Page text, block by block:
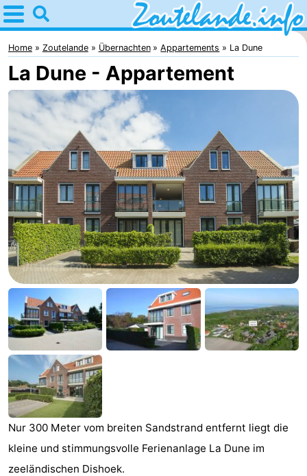
Home
Zoutelande
Tipps
kindern
Webcam
Webcam
Langstraat
Webcam
Strand
Übernachten
Appartements
-
Aparthotel
Zoutelande
-
Duinflat
-
Duinoord
-
Duinweg
18
-
Kurhaus
-
Home Zoutelande Übernachten Appartements La Dune
La Dune - Appartement
Nur 300 Meter vom breiten Sandstrand entfernt liegt die
kleine und stimmungsvolle Ferienanlage La Dune im
zeeländischen Dishoek.